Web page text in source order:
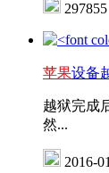
297855
苹果设备
越狱完成
然...
2016-